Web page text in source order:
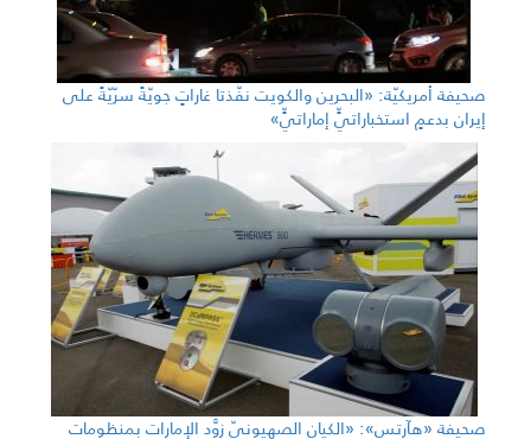
صحيفة أمريكيّة: «البحرين والكويت نفّذتا غاراتٍ جويّةً سرّيّةً على
إيران بدعمٍ استخباراتيٍّ إماراتيٍّ»
صحيفة «هآرتس»: «الكيان الصهيونيّ زوَّد الإمارات بمنظومات